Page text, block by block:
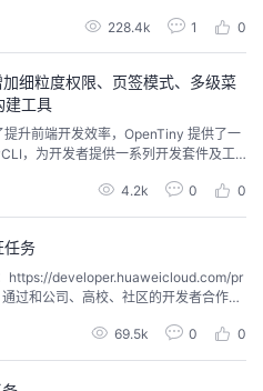
228.4k 1 0
细粒度权限、页签模式、多级菜
建工具
升前端开发效率，OpenTiny 提供了一
，为开发者提供一系列开发套件及工
cli/（欢迎 Star ⭐）官网：https://ope
4.2k 0 0
任务
https://developer.huaweicloud.com/pr
和公司、高校、社区的开发者合作，
件能够更加简单、高效的运行于华为云
69.5k 0 0